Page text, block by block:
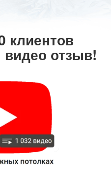
клиентов
отзыв!